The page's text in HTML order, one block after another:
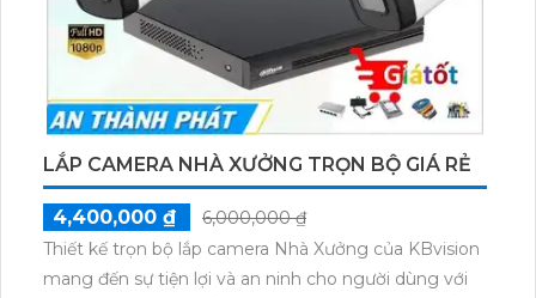
LẮP CAMERA NHÀ XƯỞNG TRỌN BỘ GIÁ RẺ
4,400,000 ₫
6,000,000 ₫
Thiết kế trọn bộ lắp camera Nhà Xưởng của KBvision
mang đến sự tiện lợi và an ninh cho người dùng với